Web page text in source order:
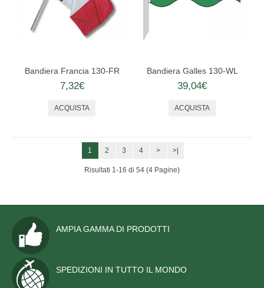
Bandiera Francia 130-FR
7,32€
Bandiera Galles 130-WL
39,04€
1 2 3 4 > >|
Risultati 1-16 di 54 (4 Pagine)
AMPIA GAMMA DI PRODOTTI
SPEDIZIONI IN TUTTO IL MONDO